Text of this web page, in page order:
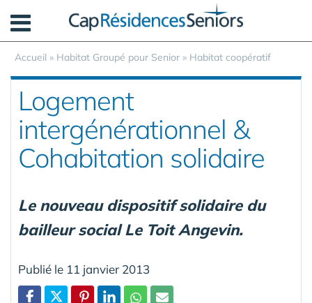
Accueil » Habitat Groupé pour Senior » Habitat coopératif
Logement
intergénérationnel &
Cohabitation solidaire
Le nouveau dispositif solidaire du
bailleur social Le Toit Angevin.
Publié le 11 janvier 2013
Panneau de gestion des cookies